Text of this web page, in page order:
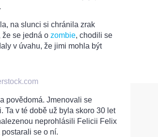
na slunci si chránila zrak
že se jedná o zombie, chodili se
v úvahu, že jimi mohla být
povědomá. Jmenovali se
Ta v té době už byla skoro 30 let
neprohlásili Felicii Felix
se o ní.